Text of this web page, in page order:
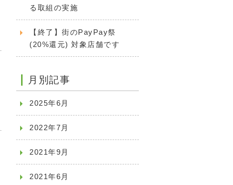
る取組の実施
【終了】街のPayPay祭
(20%還元) 対象店舗です
月別記事
2025年6月
2022年7月
2021年9月
2021年6月